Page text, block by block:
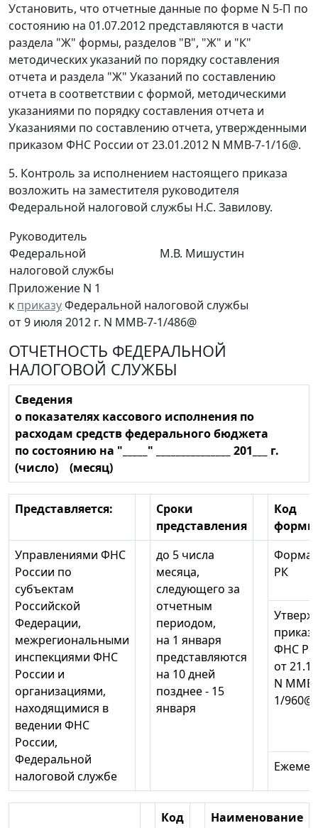
Установить, что отчетные данные по форме N 5-П по
состоянию на 01.07.2012 представляются в части
раздела "Ж" формы, разделов "В", "Ж" и "К"
методических указаний по порядку составления
отчета и раздела "Ж" Указаний по составлению
отчета в соответствии с формой, методическими
указаниями по порядку составления отчета и
Указаниями по составлению отчета, утвержденными
приказом ФНС России от 23.01.2012 N ММВ-7-1/16@.
5. Контроль за исполнением настоящего приказа
возложить на заместителя руководителя
Федеральной налоговой службы Н.С. Завилову.
Руководитель
Федеральной
налоговой службы
М.В. Мишустин
Приложение N 1
к приказуФедеральной налоговой службы
от 9 июля 2012 г. N ММВ-7-1/486@
ОТЧЕТНОСТЬ ФЕДЕРАЛЬНОЙ
НАЛОГОВОЙ СЛУЖБЫ
Сведения
о показателях кассового исполнения по
расходам средств федерального бюджета
по состоянию на "_____" _______________ 201___ г.
(число) (месяц)
Представляется:
Сроки
представления
Код
формы
Управлениями ФНС
России по
субъектам
Российской
Федерации,
межрегиональными
инспекциями ФНС
России и
организациями,
находящимися в
ведении ФНС
России,
Федеральной
налоговой службе
до 5 числа
месяца,
следующего за
отчетным
периодом,
на 1 января
представляются
на 10 дней
позднее - 15
января
Форма
РК
ФНС
от
N ММВ-
1/960@
Код Наименование